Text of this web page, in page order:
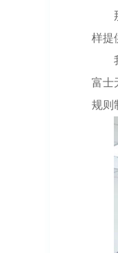
样提
富士
规则